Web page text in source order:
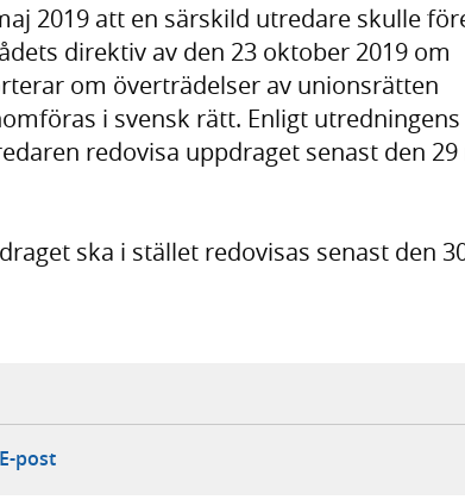
2019 att en särskild utredare skulle
direktiv av den 23 oktober 2019 om
om överträdelser av unionsrätten
i svensk rätt. Enligt utredningens
redovisa uppdraget senast den 29
ska i stället redovisas senast den
webbplats,webbplats,
i ny flik, extern webbplats,
E-post- öppnar din e-postklient,